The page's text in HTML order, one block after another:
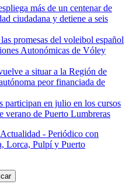
más de un centenar de
ciudadana y detiene a seis
promesas del voleibol español
Autonómicas de Vóley
a situar a la Región de
peor financiada de
participan en julio en los cursos
verano de Puerto Lumbreras
- Periódico con
Lorca, Pulpí y Puerto